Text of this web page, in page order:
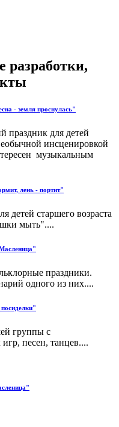
разработки,
- земля проснулась"
праздник для детей
инсценировкой
музыкальным
лень - портит"
детей старшего возраста
мыть"....
праздники.
одного из них....
группы с
песен, танцев....